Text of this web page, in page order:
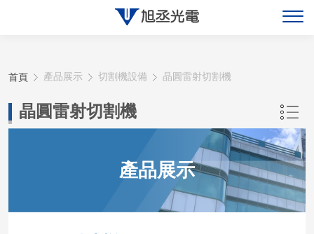
最新消息
產品展示
聯絡旭丞
首頁 產品展示 切割機設備 晶圓雷射切割機
晶圓雷射切割機
產品展示